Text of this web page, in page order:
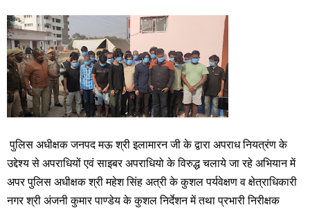
पुलिस अधीक्षक जनपद मऊ श्री इलामारन जी के द्वारा अपराध नियत्रंण के
उद्देश्य से अपराधियों एवं साइबर अपराधियो के विरुद्ध चलाये जा रहे अभियान में
अपर पुलिस अधीक्षक श्री महेश सिंह अत्री के कुशल पर्यवेक्षण व क्षेत्राधिकारी
नगर श्री अंजनी कुमार पाण्डेय के कुशल निर्देशन में तथा प्रभारी निरीक्षक